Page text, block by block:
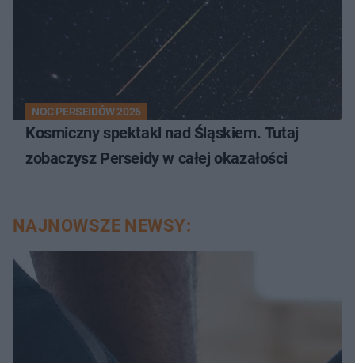
NOC PERSEIDÓW 2026
Kosmiczny spektakl nad Śląskiem. Tutaj
zobaczysz Perseidy w całej okazałości
NAJNOWSZE NEWSY: